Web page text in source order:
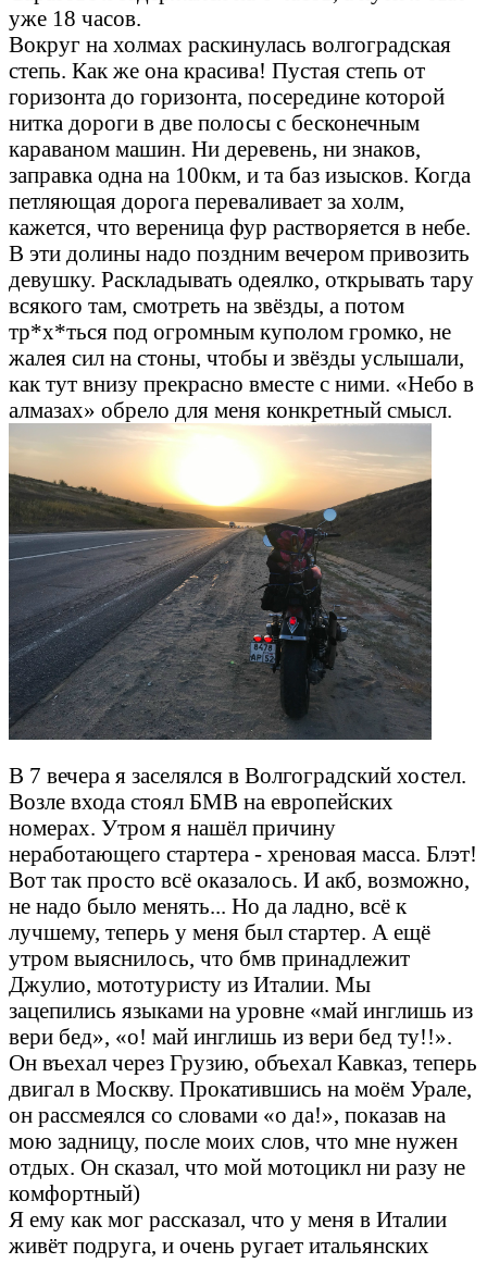
уже 18 часов.
Вокруг на холмах раскинулась волгоградская
степь. Как же она красива! Пустая степь от
горизонта до горизонта, посередине которой
нитка дороги в две полосы с бесконечным
караваном машин. Ни деревень, ни знаков,
заправка одна на 100км, и та баз изысков. Когда
петляющая дорога переваливает за холм,
кажется, что вереница фур растворяется в небе.
В эти долины надо поздним вечером привозить
девушку. Раскладывать одеялко, открывать тару
всякого там, смотреть на звёзды, а потом
тр*х*ться под огромным куполом громко, не
жалея сил на стоны, чтобы и звёзды услышали,
как тут внизу прекрасно вместе с ними. «Небо в
алмазах» обрело для меня конкретный смысл.
В 7 вечера я заселялся в Волгоградский хостел.
Возле входа стоял БМВ на европейских
номерах. Утром я нашёл причину
неработающего стартера - хреновая масса. Блэт!
Вот так просто всё оказалось. И акб, возможно,
не надо было менять... Но да ладно, всё к
лучшему, теперь у меня был стартер. А ещё
утром выяснилось, что бмв принадлежит
Джулио, мототуристу из Италии. Мы
зацепились языками на уровне «май инглишь из
вери бед», «о! май инглишь из вери бед ту!!».
Он въехал через Грузию, объехал Кавказ, теперь
двигал в Москву. Прокатившись на моём Урале,
он рассмеялся со словами «о да!», показав на
мою задницу, после моих слов, что мне нужен
отдых. Он сказал, что мой мотоцикл ни разу не
комфортный)
Я ему как мог рассказал, что у меня в Италии
живёт подруга, и очень ругает итальянских